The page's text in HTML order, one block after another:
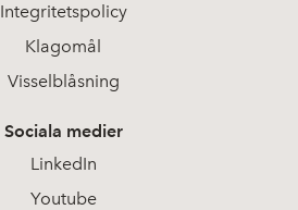
Integritetspolicy
Klagomål
Visselblåsning
Sociala medier
LinkedIn
Youtube